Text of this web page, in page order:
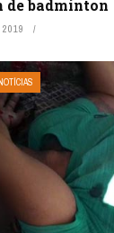
de badminton